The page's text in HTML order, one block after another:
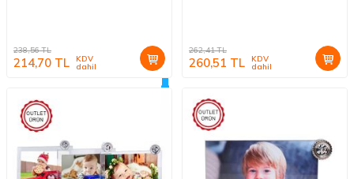
238,56TL
214,70 TL KDV
dahil
262,41TL
260,51 TL KDV
dahil